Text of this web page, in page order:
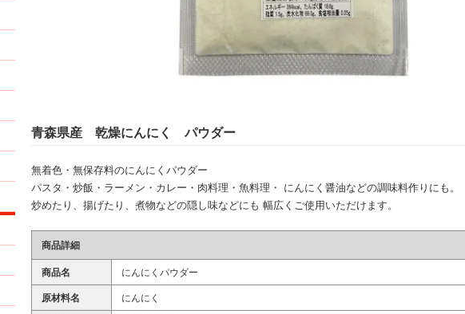
青森県産 乾燥にんにく パウダー
無着色・無保存料のにんにくパウダー
パスタ・炒飯・ラーメン・カレー・肉料理・魚料理・ にんにく醤油などの調味料作りにも。
炒めたり、揚げたり、煮物などの隠し味などにも 幅広くご使用いただけます。
商品詳細
商品名 にんにくパウダー
原材料名 にんにく